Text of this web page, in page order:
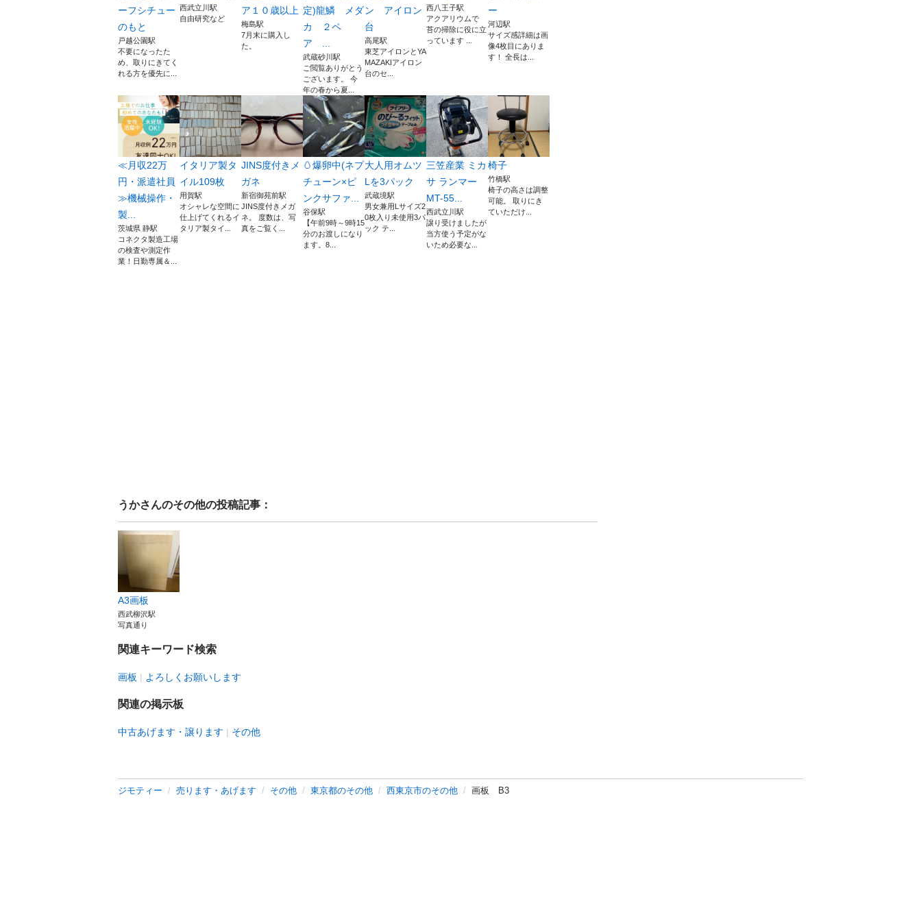
ーフシチュー
のもと
戸越公園駅
不要になったた
め、取りにきてく
れる方を優先に...
西武立川駅
自由研究など
ア１０歳以上
梅島駅
7月末に購入し
た。
定)龍鱗 メダ
カ ２ペ
ア ...
武蔵砂川駅
ご閲覧ありがとう
ございます。 今
年の春から夏...
ン アイロン
台
高尾駅
東芝アイロンとYA
MAZAKIアイロン
台のセ...
西八王子駅
アクアリウムで
苔の掃除に役に立
っています ...
ー
河辺駅
サイズ感詳細は画
像4枚目にありま
す！ 全長は...
≪月収22万
円・派遣社員
≫機械操作・
製...
茨城県 静駅
コネクタ製造工場
の検査や測定作
業！日勤専属＆...
イタリア製タ
イル109枚
用賀駅
オシャレな空間に
仕上げてくれるイ
タリア製タイ...
JINS度付きメ
ガネ
新宿御苑前駅
JINS度付きメガ
ネ。 度数は、写
真をご覧く...
🥚爆卵中(ネプ
チューン×ピ
ンクサファ...
谷保駅
【午前9時～9時15
分のお渡しになり
ます。8...
大人用オムツ
Lを3パック
武蔵境駅
男女兼用Lサイズ2
0枚入り未使用3パ
ック テ...
三笠産業 ミカ
サ ランマー
MT-55...
西武立川駅
譲り受けましたが
当方使う予定がな
いため必要な...
椅子
竹橋駅
椅子の高さは調整
可能。 取りにき
ていただけ...
うかさんのその他の投稿記事：
A3画板
西武柳沢駅
写真通り
関連キーワード検索
画板 よろしくお願いします
関連の掲示板
中古あげます・譲ります その他
ジモティー 売ります・あげます その他 東京都のその他 西東京市のその他 画板 B3